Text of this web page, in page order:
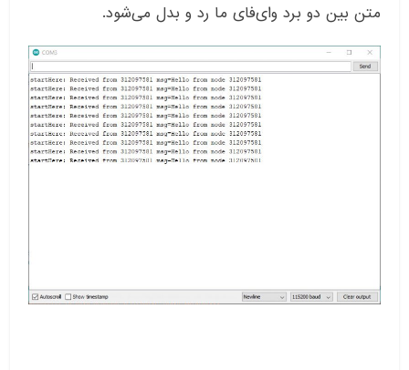
متن بین دو برد وای‌فای ما رد و بدل می‌شود.